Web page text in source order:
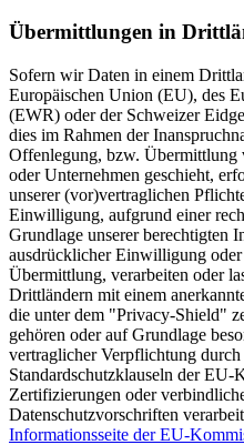
Übermittlungen in
Sofern wir Daten in einem
Europäischen Union (EU), des
(EWR) oder der Schweizer
dies im Rahmen der
Offenlegung, bzw. Übermittlung
oder Unternehmen geschieht,
unserer (vor)vertraglichen
Einwilligung, aufgrund einer
Grundlage unserer berechtigten
ausdrücklicher Einwilligung
Übermittlung, verarbeiten oder
Drittländern mit einem
die unter dem "Privacy-Shield"
gehören oder auf Grundlage
vertraglicher Verpflichtung durch
Standardschutzklauseln der
Zertifizierungen oder
Datenschutzvorschriften
Informationsseite der EU-